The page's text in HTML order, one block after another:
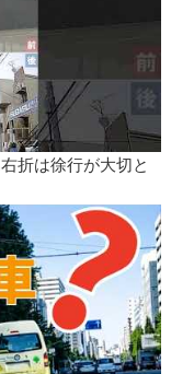
右折は徐行が大切と